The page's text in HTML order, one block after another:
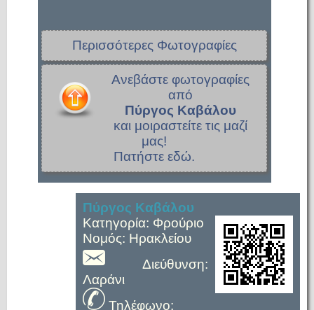
Περισσότερες Φωτογραφίες
Ανεβάστε φωτογραφίες
από
Πύργος Καβάλου
και μοιραστείτε τις μαζί
μας!
Πατήστε εδώ.
Πύργος Καβάλου
Κατηγορία: Φρούριο
Νομός: Ηρακλείου
Διεύθυνση:
Λαράνι
Τηλέφωνο: